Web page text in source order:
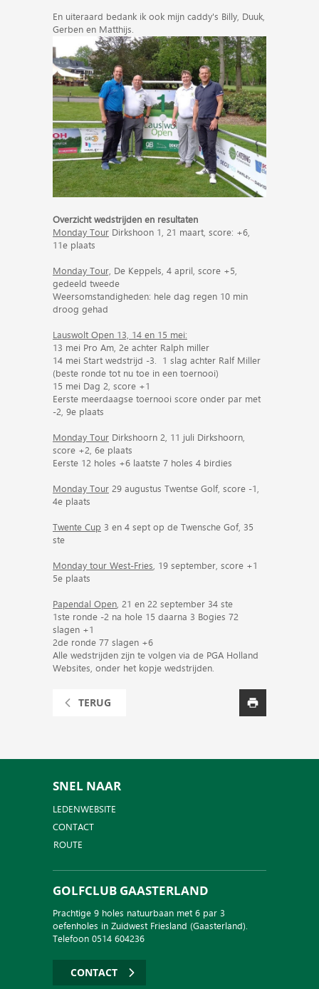
En uiteraard bedank ik ook mijn caddy's Billy, Duuk,
Gerben en Matthijs.
Overzicht wedstrijden en resultaten
Monday Tour Dirkshoon 1, 21 maart, score: +6,
11e plaats
Monday Tour, De Keppels, 4 april, score +5,
gedeeld tweede
Weersomstandigheden: hele dag regen 10 min
droog gehad
Lauswolt Open 13, 14 en 15 mei:
13 mei Pro Am, 2e achter Ralph miller
14 mei Start wedstrijd -3. 1 slag achter Ralf Miller
(beste ronde tot nu toe in een toernooi)
15 mei Dag 2, score +1
Eerste meerdaagse toernooi score onder par met
-2, 9e plaats
Monday Tour Dirkshoorn 2, 11 juli Dirkshoorn,
score +2, 6e plaats
Eerste 12 holes +6 laatste 7 holes 4 birdies
Monday Tour29 augustus Twentse Golf, score -1,
4e plaats
Twente Cup 3 en 4 sept op de Twensche Gof, 35
ste
Monday tour West-Fries, 19 september, score +1
5e plaats
Papendal Open, 21 en 22 september 34 ste
1ste ronde -2 na hole 15 daarna 3 Bogies 72
slagen +1
2de ronde 77 slagen +6
Alle wedstrijden zijn te volgen via de PGA Holland
Websites, onder het kopje wedstrijden.
TERUG
SNEL NAAR
LEDENWEBSITE
CONTACT
ROUTE
GOLFCLUB GAASTERLAND
Prachtige 9 holes natuurbaan met 6 par 3
oefenholes in Zuidwest Friesland (Gaasterland).
Telefoon 0514 604236
CONTACT